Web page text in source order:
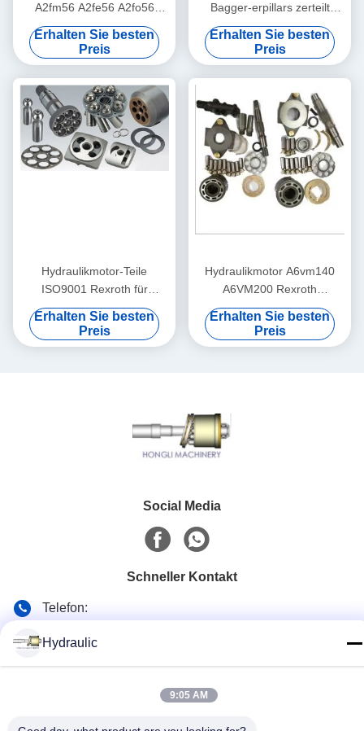
A2fm56 A2fe56 A2fo56
Rexroth für Betonpumpe-
LKW
Erhalten Sie besten
Preis
Bagger-erpillars zerteilt
A2fm107 A2fe107 A2fo107
Erhalten Sie besten
Preis
Hydraulikmotor-Teile
ISO9001 Rexroth für
Schlamm-Schlamm-
A6VM107 verbogene Pumpe
Erhalten Sie besten
Preis
Hydraulikmotor A6vm140
A6VM200 Rexroth
zerteilt/die Hydraulikpumpe-
Reparatur-Teile
Erhalten Sie besten
Preis
Social Media
Schneller Kontakt
Telefon:
E-Mail
admin@hlhydraulics.com
Hydraulic
9:05 AM